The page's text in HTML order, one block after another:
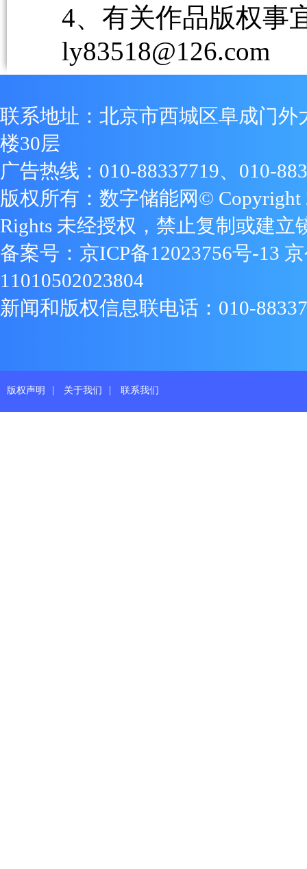
4、有关作品版权事
ly83518@126.com
联系地址：北京市西城区阜成门外
楼30层
广告热线：010-88337719、010-
版权所有：数字储能网© Copyright
Rights 未经授权，禁止复制或建立
备案号： 京ICP备12023756号-13
11010502023804
新闻和版权信息联电话：010-
版权声明 | 关于我们 | 联系我们